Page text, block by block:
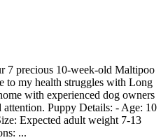
7 precious 10-week-old Maltipoo
to my health struggles with Long
with experienced dog owners
Puppy Details: - Age: 10
Expected adult weight 7-13
...